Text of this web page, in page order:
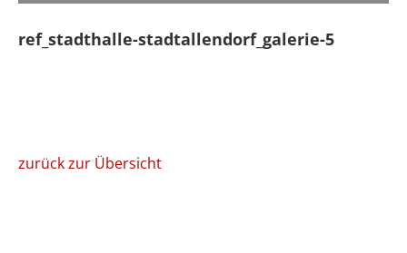
ref_stadthalle-stadtallendorf_galerie-5
zurück zur Übersicht